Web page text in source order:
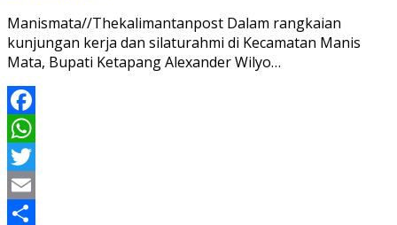
Manismata//Thekalimantanpost Dalam rangkaian
kunjungan kerja dan silaturahmi di Kecamatan Manis
Mata, Bupati Ketapang Alexander Wilyo…
Facebook
WhatsApp
Twitter
Email